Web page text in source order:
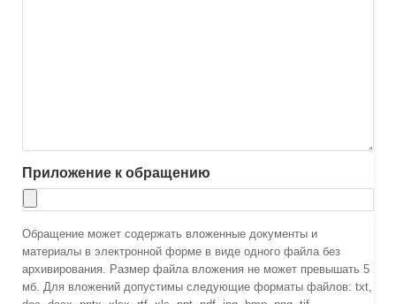
Приложение к обращению
Обращение может содержать вложенные документы и
материалы в электронной форме в виде одного файла без
архивирования. Размер файла вложения не может превышать 5
мб. Для вложений допустимы следующие форматы файлов: txt,